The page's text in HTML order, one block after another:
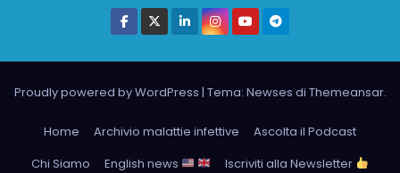
Proudly powered by WordPress | Tema: Newses di Themeansar.
Home Archivio malattie infettive
Ascolta il Podcast
Chi Siamo
English news
Iscriviti alla Newsletter